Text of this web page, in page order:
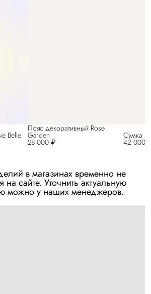
Belle
28 000 ₽
Пояс декоративный Rose
Garden
42 000
Сумка
в магазинах временно не
на сайте. Уточнить актуальную
можно у наших менеджеров.